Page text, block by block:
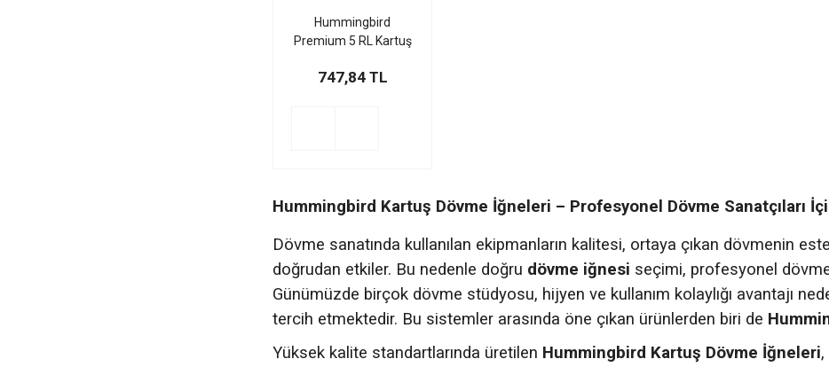
Hummingbird
Premium 5 RL Kartuş
747,84 TL
Hummingbird Kartuş Dövme İğneleri – Profesyonel Dövme Sanatçıları
Dövme sanatında kullanılan ekipmanların kalitesi, ortaya çıkan dövmenin
doğrudan etkiler. Bu nedenle doğru dövme iğnesi seçimi, profesyonel
Günümüzde birçok dövme stüdyosu, hijyen ve kullanım kolaylığı avantajı
tercih etmektedir. Bu sistemler arasında öne çıkan ürünlerden biri de
Yüksek kalite standartlarında üretilen Hummingbird Kartuş Dövme İğneleri